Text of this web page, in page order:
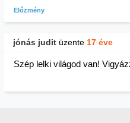
Előzmény
jónás judit üzente 17 éve
Szép lelki világod van!